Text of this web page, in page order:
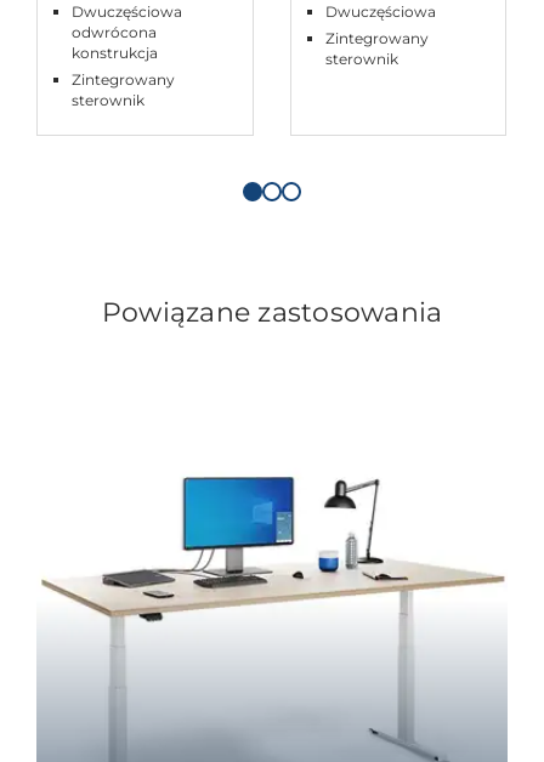
Dwuczęściowa
odwrócona
konstrukcja
Zintegrowany
sterownik
Dwuczęściowa
Zintegrowany
sterownik
Powiązane zastosowania